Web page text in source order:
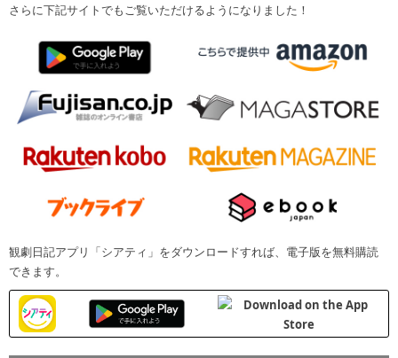
さらに下記サイトでもご覧いただけるようになりました！
観劇日記アプリ「シアティ」をダウンロードすれば、電子版を無料購読
できます。